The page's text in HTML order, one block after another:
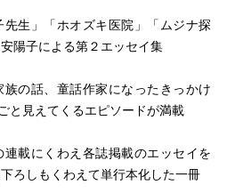
先生」「ホオズキ医院」「ムジナ探
陽子による第２エッセイ集
の話、童話作家になったきっかけ
と見えてくるエピソードが満載
載にくわえ各誌掲載のエッセイを
ろしもくわえて単行本化した一冊